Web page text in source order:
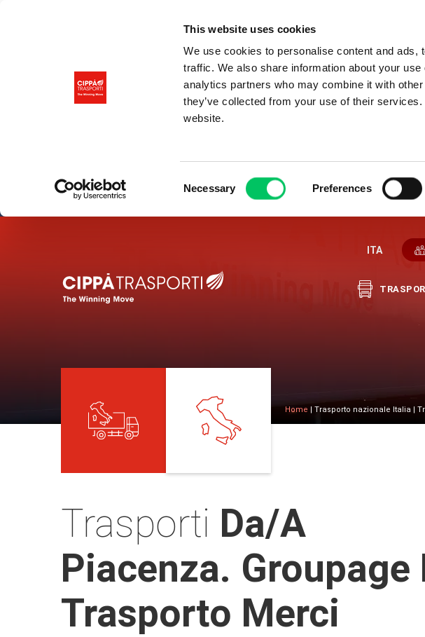
This website uses cookies
We use cookies to personalise content and
traffic. We also share information about your
analytics partners who may combine it with
they’ve collected from your use of their
website.
Necessary Preferences
ITA
Home Trasporto nazionale Italia |
Trasporti Da/a
Piacenza. Groupage
Trasporto Merci